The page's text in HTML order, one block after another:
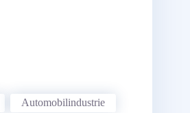
Automobil­industrie